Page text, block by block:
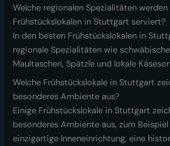
Welche regionalen Spezialitäten
Frühstückslokalen in Stuttgart serviert?
In den besten Frühstückslokalen in
regionale Spezialitäten wie
Maultaschen, Spätzle und lokale
Welche Frühstückslokale in Stuttgart
besonderes Ambiente aus?
Einige Frühstückslokale in Stuttgart
besonderes Ambiente aus, zum
einzigartige Inneneinrichtung, eine